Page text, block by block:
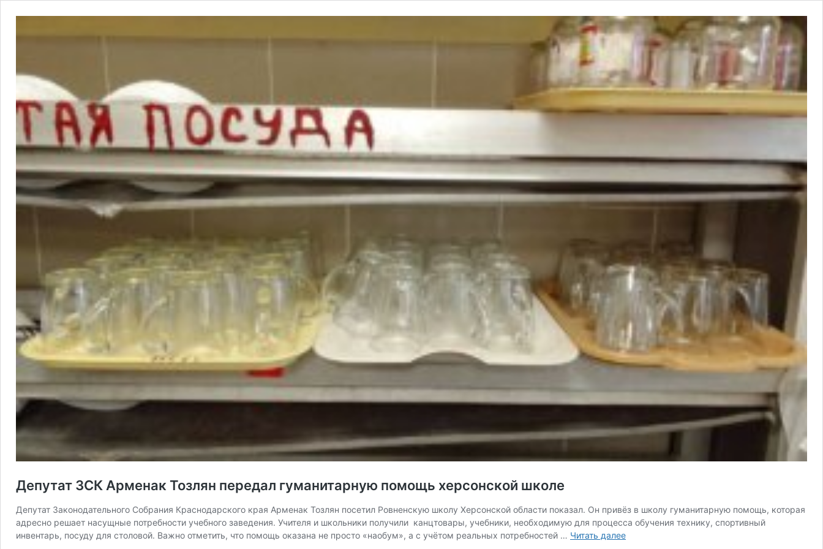
Депутат ЗСК Арменак Тозлян передал гуманитарную помощь херсонской школе
Депутат Законодательного Собрания Краснодарского края Арменак Тозлян посетил Ровненскую школу Херсонской области показал. Он привёз в школу гуманитарную помощь, которая
адресно решает насущные потребности учебного заведения. Учителя и школьники получили канцтовары, учебники, необходимую для процесса обучения технику, спортивный
инвентарь, посуду для столовой. Важно отметить, что помощь оказана не просто «наобум», а с учётом реальных потребностей … Читать далееДепутат